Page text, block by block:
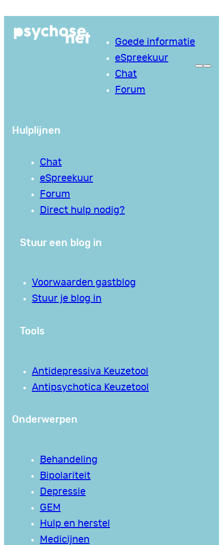
naar
Goede informatie
eSpreekuur
Chat
Forum
Hulplijnen
Chat
eSpreekuur
Forum
Direct hulp nodig?
Stuur een blog in
Voorwaarden gastblog
Stuur je blog in
Tools
Antidepressiva Keuzetool
Antipsychotica Keuzetool
Onderwerpen
Behandeling
Bipolariteit
Depressie
GEM
Hulp en herstel
Medicijnen